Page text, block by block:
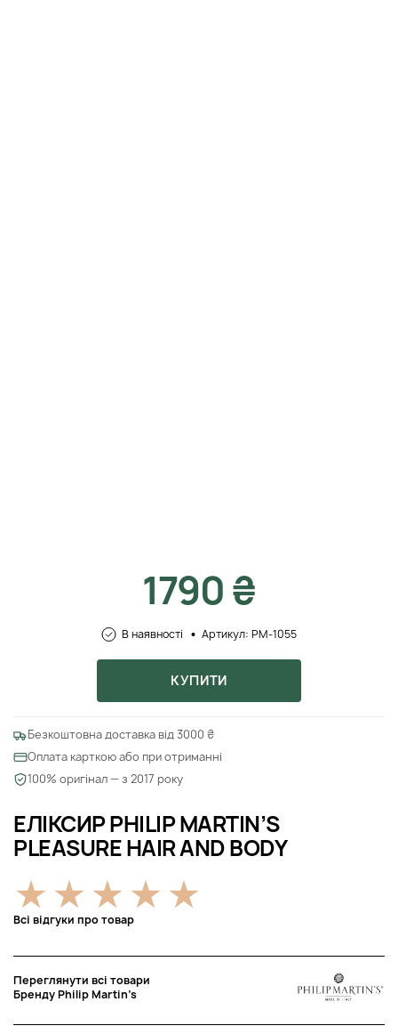
ЕЛІКСИР PHILIP MARTIN’S
PLEASURE HAIR AND BODY
Всі відгуки про товар
Переглянути всі товари
Бренду Philip Martin’s
1790 ₴
В наявності Артикул: PM-1055
КУПИТИ
Безкоштовна доставка від 3000 ₴
Оплата карткою або при отриманні
100% оригінал — з 2017 року